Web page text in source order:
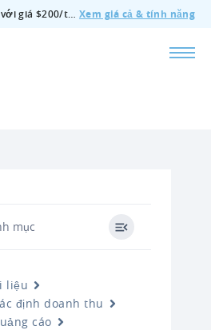
🔥 Truy cập đầy đủ Tenjin với giá $200/tháng — bao gồm tất cả tính năng, không cần gói bổ sung, hủy bất cứ lúc nào. Xem giá cả & tính năng
mục
liệu
định doanh thu
cáo